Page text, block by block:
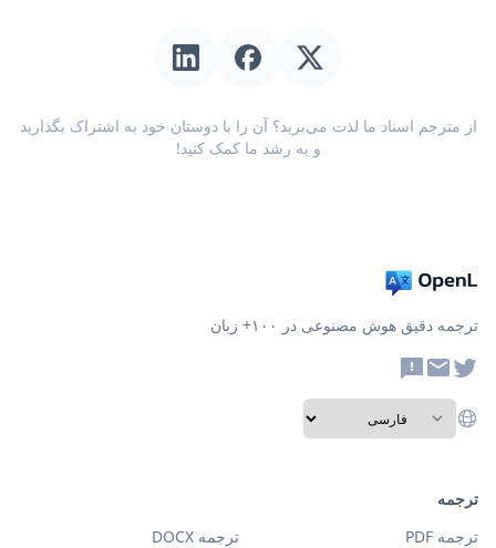
از مترجم اسناد ما لذت می‌برید؟ آن را با دوستان خود به اشتراک بگذارید
و به رشد ما کمک کنید!
ترجمه دقیق هوش مصنوعی در ۱۰۰+ زبان
ترجمه
ترجمه PDF
ترجمه DOCX